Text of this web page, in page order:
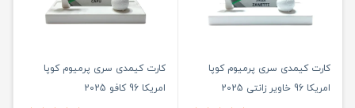
کارت کیمدی سری پرمیوم کوپا
امریکا 96 خاویر زانتی 2025
کارت کیمدی سری پرمیوم کوپا
امریکا 96 کافو 2025